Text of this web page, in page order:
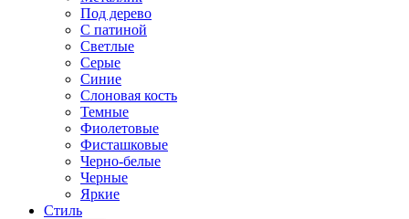
Под дерево
С патиной
Светлые
Серые
Синие
Слоновая кость
Темные
Фиолетовые
Фисташковые
Черно-белые
Черные
Яркие
Стиль